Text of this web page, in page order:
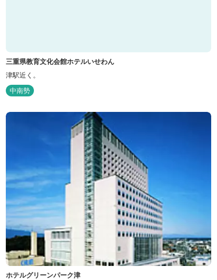
三重県教育文化会館ホテルいせわん
津駅近く。
中南勢
ホテルグリーンパーク津